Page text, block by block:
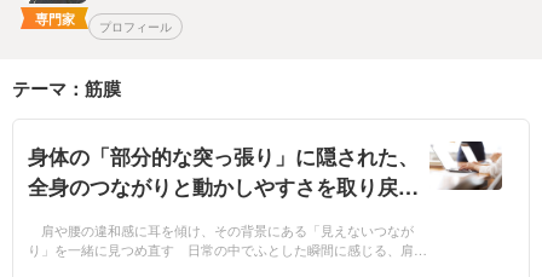
専門家 プロフィール
テーマ：筋膜
身体の「部分的な突っ張り」に隠された、
全身のつながりと動かしやすさを取り戻す
肩や腰の違和感に耳を傾け、その背景にある「見えないつなが
り」を一緒に見つめ直す 日常の中でふとした瞬間に感じる、肩の